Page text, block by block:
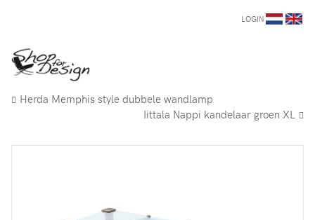
LOGIN
Herda Memphis style dubbele wandlamp
Iittala Nappi kandelaar groen XL